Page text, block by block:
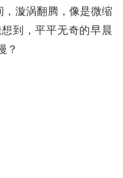
漩涡翻腾，像是微缩
到，平平无奇的早晨
？